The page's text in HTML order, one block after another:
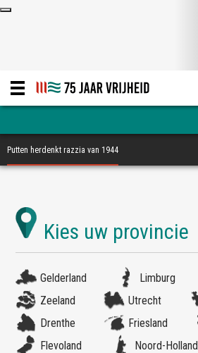
Putten herdenkt razzia van 1944
Gelderland Limburg
Zeeland
Utrecht
Drenthe
Friesland
Flevoland
Noord-Holland